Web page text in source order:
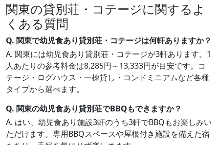
関東の貸別荘・コテージに関するよ
くある質問
Q. 関東で幼児食あり貸別荘・コテージは何軒ありますか？
A. 関東には幼児食あり貸別荘・コテージが3軒あります。1
人あたりの参考料金は8,285円～13,333円が目安です。コ
テージ・ログハウス・一棟貸し・コンドミニアムなど各種
タイプから選べます。
Q. 関東の幼児食あり貸別荘でBBQもできますか？
A. はい、幼児食あり施設3軒のうち3軒でBBQもお楽しみい
ただけます。専用BBQスペースや屋根付き施設を備えた宿